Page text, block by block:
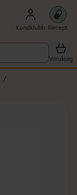
Kundklubb Recept
Varukorg